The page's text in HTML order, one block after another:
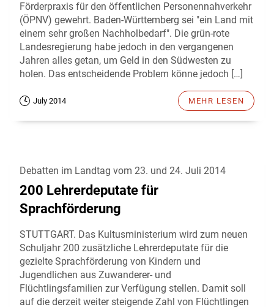
Förderpraxis für den öffentlichen Personennahverkehr
(ÖPNV) gewehrt. Baden-Württemberg sei "ein Land mit
einem sehr großen Nachholbedarf". Die grün-rote
Landesregierung habe jedoch in den vergangenen
Jahren alles getan, um Geld in den Südwesten zu
holen. Das entscheidende Problem könne jedoch […]
July 2014 MEHR LESEN
Debatten im Landtag vom 23. und 24. Juli 2014
200 Lehrerdeputate für
Sprachförderung
STUTTGART. Das Kultusministerium wird zum neuen
Schuljahr 200 zusätzliche Lehrerdeputate für die
gezielte Sprachförderung von Kindern und
Jugendlichen aus Zuwanderer- und
Flüchtlingsfamilien zur Verfügung stellen. Damit soll
auf die derzeit weiter steigende Zahl von Flüchtlingen